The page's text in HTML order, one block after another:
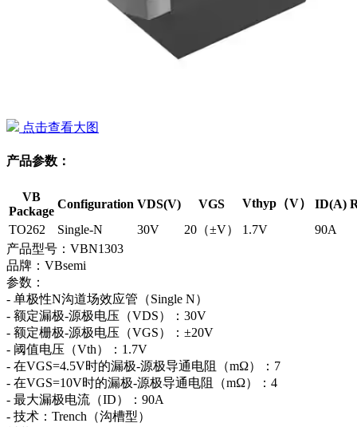
点击查看大图
产品参数：
VB
Package
Configuration VDS(V) VGS Vthyp（V） ID(A)
TO262
Single-N 30V 20（±V） 1.7V
90A
产品型号：VBN1303
品牌：VBsemi
参数：
- 单极性N沟道场效应管（Single N）
- 额定漏极-源极电压（VDS）：30V
- 额定栅极-源极电压（VGS）：±20V
- 阈值电压（Vth）：1.7V
- 在VGS=4.5V时的漏极-源极导通电阻（mΩ）：7
- 在VGS=10V时的漏极-源极导通电阻（mΩ）：4
- 最大漏极电流（ID）：90A
- 技术：Trench（沟槽型）